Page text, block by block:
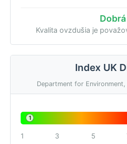
Dobrá
Kvalita ovzdušia je
Index UK
Department for
1
1 3 5